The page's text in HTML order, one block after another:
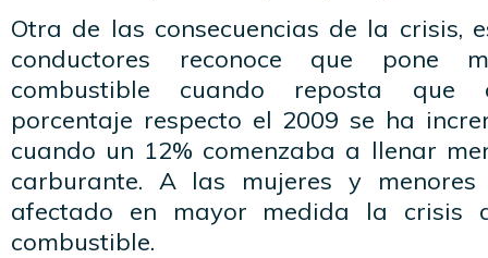
Otra de las consecuencias de la crisis,
conductores reconoce que pone
combustible cuando reposta que
porcentaje respecto el 2009 se ha
cuando un 12% comenzaba a llenar
carburante. A las mujeres y
afectado en mayor medida la crisis
combustible.